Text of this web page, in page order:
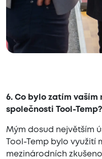
6. Co bylo zatím vaším
společnosti Tool-Temp?
Mým dosud největším
Tool-Temp bylo využití
mezinárodních